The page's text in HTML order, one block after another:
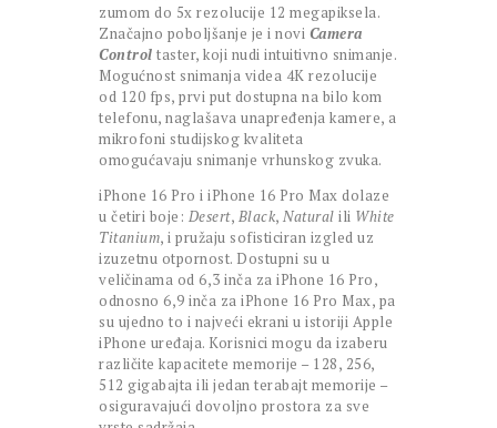
zumom do 5x rezolucije 12 megapiksela.
Značajno poboljšanje je i novi Camera
Control taster, koji nudi intuitivno snimanje.
Mogućnost snimanja videa 4K rezolucije
od 120 fps, prvi put dostupna na bilo kom
telefonu, naglašava unapređenja kamere, a
mikrofoni studijskog kvaliteta
omogućavaju snimanje vrhunskog zvuka.
iPhone 16 Pro i iPhone 16 Pro Max dolaze
u četiri boje: Desert, Black, Natural ili White
Titanium, i pružaju sofisticiran izgled uz
izuzetnu otpornost. Dostupni su u
veličinama od 6,3 inča za iPhone 16 Pro,
odnosno 6,9 inča za iPhone 16 Pro Max, pa
su ujedno to i najveći ekrani u istoriji Apple
iPhone uređaja. Korisnici mogu da izaberu
različite kapacitete memorije – 128, 256,
512 gigabajta ili jedan terabajt memorije –
osiguravajući dovoljno prostora za sve